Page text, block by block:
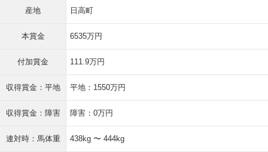
産地 日高町
本賞金 6535万円
付加賞金 111.9万円
収得賞金：平地 平地：1550万円
収得賞金：障害 障害：0万円
連対時：馬体重 438kg 〜 444kg